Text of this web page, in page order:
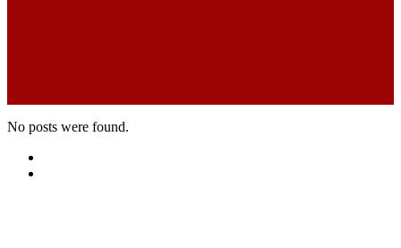
No posts were found.